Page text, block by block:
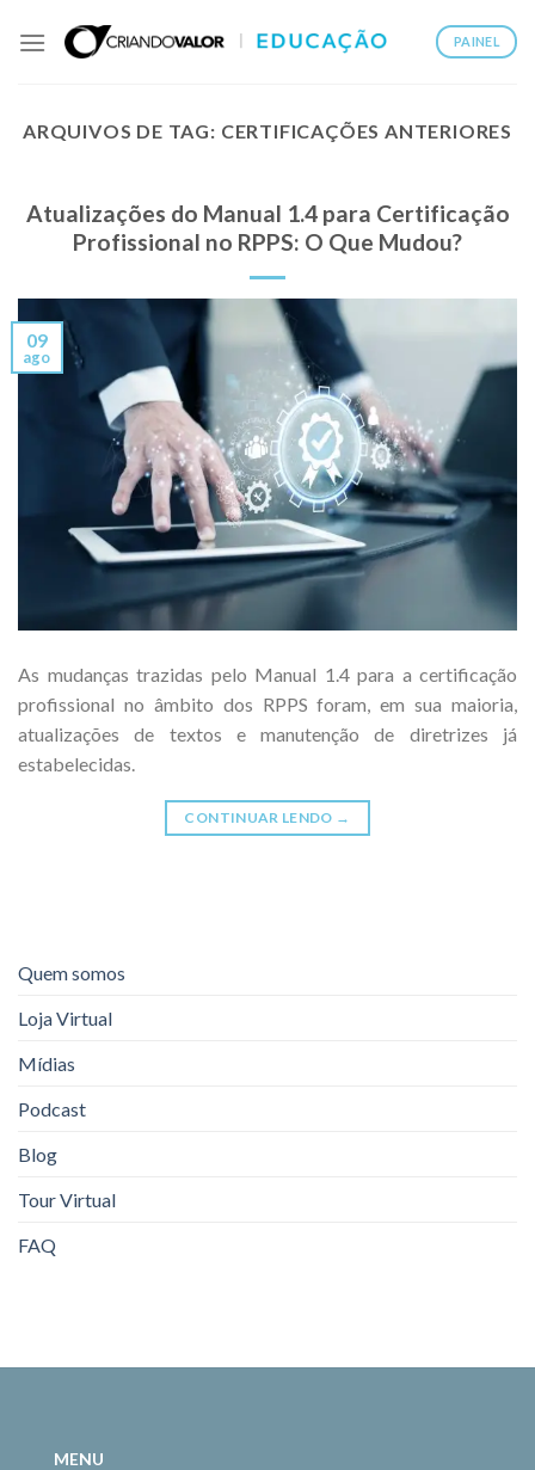
PAINEL
ARQUIVOS DE TAG: CERTIFICAÇÕES ANTERIORES
Atualizações do Manual 1.4 para Certificação
Profissional no RPPS: O Que Mudou?
09
ago
As mudanças trazidas pelo Manual 1.4 para a certificação
profissional no âmbito dos RPPS foram, em sua maioria,
atualizações de textos e manutenção de diretrizes já
estabelecidas.
CONTINUAR LENDO →
Quem somos
Loja Virtual
Mídias
Podcast
Blog
Tour Virtual
FAQ
MENU